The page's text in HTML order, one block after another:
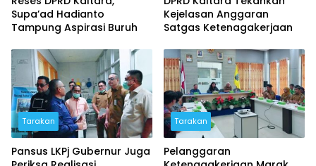
Supa’ad Hadianto
Tampung Aspirasi Buruh
Kejelasan Anggaran
Satgas Ketenagakerjaan
Tarakan
Pansus LKPj Gubernur Juga
Tarakan
Pelanggaran